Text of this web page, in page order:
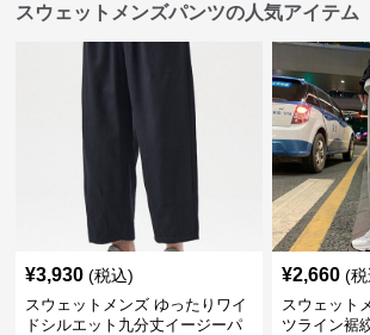
スウェットメンズパンツの人気アイテム
¥3,930 (税込)
スウェットメンズ ゆったりワイ
ドシルエット九分丈イージーパ
¥2,660 (
スウェット
ツライン裾